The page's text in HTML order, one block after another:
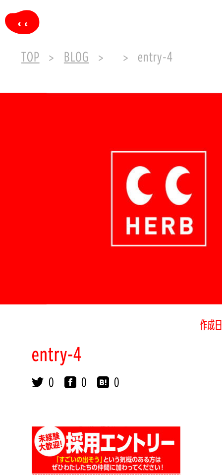
TOP BLOG entry-4
作成
entry-4
0 0 0